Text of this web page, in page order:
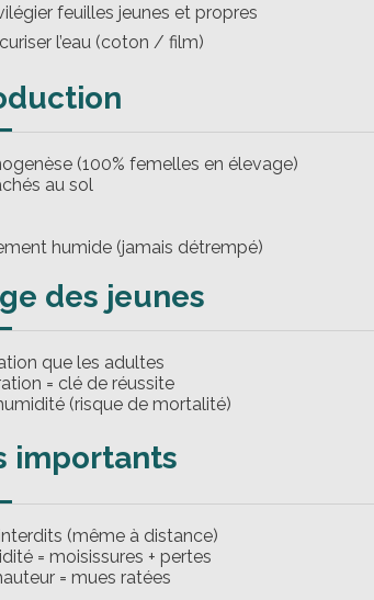
feuilles jeunes et propres
l’eau (coton / film)
(100% femelles en élevage)
au sol
humide (jamais détrempé)
des jeunes
que les adultes
= clé de réussite
(risque de mortalité)
importants
(même à distance)
= moisissures + pertes
= mues ratées